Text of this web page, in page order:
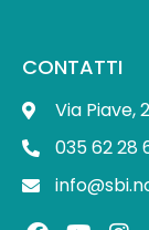
CONTATTI
Via Piave,
035 62 28